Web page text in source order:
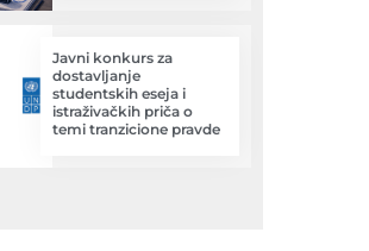
Javni konkurs za
dostavljanje
studentskih eseja i
istraživačkih priča o
temi tranzicione pravde